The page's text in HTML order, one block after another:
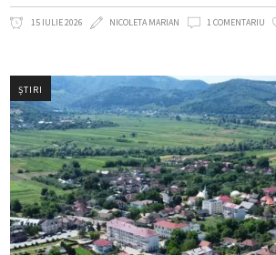
15 IULIE 2026 NICOLETA MARIAN 1 COMENTARIU
ȘTIRI